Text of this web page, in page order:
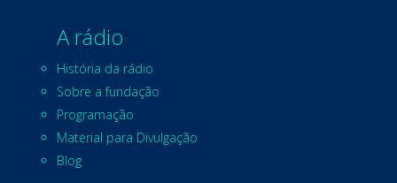
A rádio
História da rádio
Sobre a fundação
Programação
Material para Divulgação
Blog